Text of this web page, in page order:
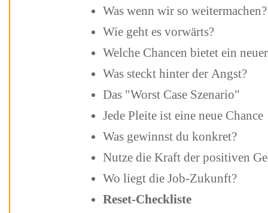
Was wenn wir so weitermachen?
Wie geht es vorwärts?
Welche Chancen bietet ein
Was steckt hinter der Angst?
Das "Worst Case Szenario"
Jede Pleite ist eine neue Chance
Was gewinnst du konkret?
Nutze die Kraft der positiven
Wo liegt die Job-Zukunft?
Reset-Checkliste